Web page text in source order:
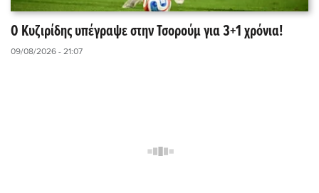
Ο Κυζιρίδης υπέγραψε στην Τσορούμ για 3+1 χρόνια!
09/08/2026 - 21:07